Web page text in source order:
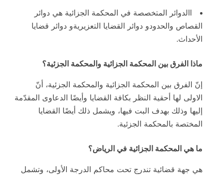
االدوائر المتخصصة في المحكمة الجزائية هي دوائر
القصاص والحدودو دوائر القضايا التعزيريةو دوائر قضايا
الأحداث.
ماذا الفرق بين المحكمة الجزائية والمحكمة الجزئية؟
إنّ الفرق بين المحكمة الجزائية والمحكمة الجزئية، أنّ
الاولى لها أحقية النظر بكافة القضايا وأيضًا الدعاوى المقدّمة
إليها وذلك بهدف البت فيها، ويشمل ذلك أيضًا القضايا
المختصة بالمحكمة الجزئية.
ما هي المحكمة الجزائية في الرياض؟
هي جهة قضائية تندرج تحت محاكم الدرجة الأولى، وتشمل